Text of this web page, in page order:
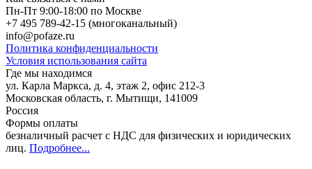
Пн-Пт 9:00-18:00 по Москве
+7 495 789-42-15 (многоканальный)
info@pofaze.ru
Политика конфиденциальности
Условия использования сайта
Где мы находимся
ул. Карла Маркса, д. 4, этаж 2, офис 212-3
Московская область, г. Мытищи, 141009
Россия
Формы оплаты
безналичный расчет с НДС для физических и юридических
лиц. Подробнее...